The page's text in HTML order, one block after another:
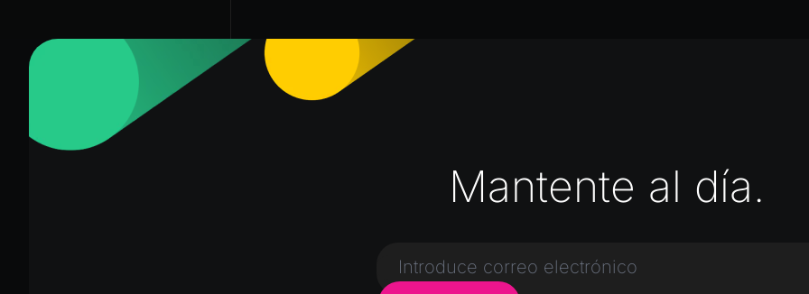
Mantente al día.